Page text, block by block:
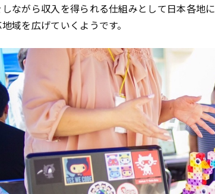
ながら収入を得られる仕組みとして日本各地に
域を広げていくようです。